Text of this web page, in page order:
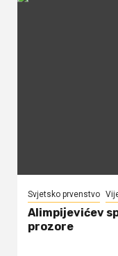
Svjetsko prvenstvo
Alimpijevićev
prozore